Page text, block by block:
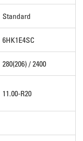
Standard
6HK1E4SC
280(206) / 2400
11.00-R20